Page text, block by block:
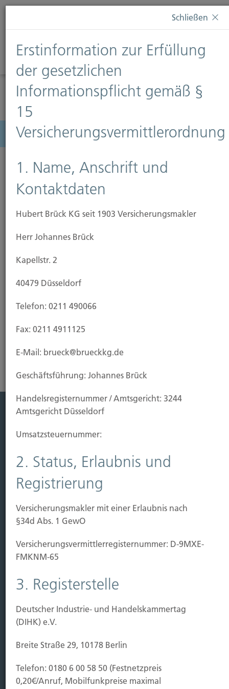
Diese Webseite verwendet Cookies. Wenn Sie weiterhin
Informationen finden Sie auf unserer SeiteDatenschutz
Diese Nachricht nicht erneut anzeigen
Menü
Feuer-Rohbau-Versicherung
den Fall, dass Ihr Eigenheim vor Fertigstellung durch
zerstört wird. Da eine Wohngebäudeversicherung
einschließt, empfiehlt es sich, sie bereits bei
Baubeginn abzuschließen.
Risikoanalyse Wohngebäudeversicherung
Vorsorgen
Sichern
Immobilien Vers.
Kauf Grundstück
Baubeginn
Baufertigstellung/Hauskauf
Einzug/Vermietung
Kontakt
Hubert Brück KG| Inhaber: Dipl. Ökonom Johannes
Brück | Kapellstraße 2 | 40479 Düsseldorf
brueck@brueckkg.de
Kontaktformular
Schließen
Erstinformation zur Erfüllung
der gesetzlichen
Informationspflicht gemäß §
15
Versicherungsvermittlerordnung
1. Name, Anschrift und
Kontaktdaten
Hubert Brück KG seit 1903 Versicherungsmakler
Herr Johannes Brück
Kapellstr. 2
40479 Düsseldorf
Telefon: 0211 490066
Fax: 0211 4911125
E-Mail: brueck@brueckkg.de
Geschäftsführung: Johannes Brück
Handels­registernummer / Amtsgericht: 3244
Amtsgericht Düsseldorf
Umsatzsteuer­nummer:
2. Status, Erlaubnis und
Registrierung
Versicherungsmakler mit einer Erlaubnis nach
§34d Abs. 1 GewO
Versicherungs­vermittler­registernummer: D-9MXE-
FMKNM-65
3. Registerstelle
Deutscher Industrie- und Handelskammertag
(DIHK) e.V.
Breite Straße 29, 10178 Berlin
Telefon: 0180 6 00 58 50 (Festnetzpreis
0,20€/Anruf, Mobilfunkpreise maximal